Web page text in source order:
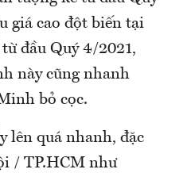
giá cao đột biến tại
đầu Quý 4/2021,
này cũng nhanh
bỏ cọc.
lên quá nhanh, đặc
/ TP.HCM như